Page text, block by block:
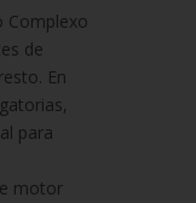
Complexo
de
En
para
motor